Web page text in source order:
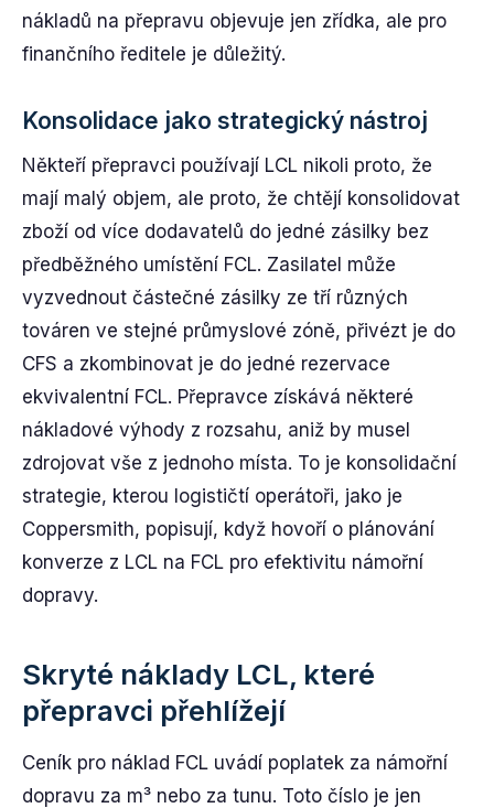
nákladů na přepravu objevuje jen zřídka, ale pro
finančního ředitele je důležitý.
Konsolidace jako strategický nástroj
Někteří přepravci používají LCL nikoli proto, že
mají malý objem, ale proto, že chtějí konsolidovat
zboží od více dodavatelů do jedné zásilky bez
předběžného umístění FCL. Zasilatel může
vyzvednout částečné zásilky ze tří různých
továren ve stejné průmyslové zóně, přivézt je do
CFS a zkombinovat je do jedné rezervace
ekvivalentní FCL. Přepravce získává některé
nákladové výhody z rozsahu, aniž by musel
zdrojovat vše z jednoho místa. To je konsolidační
strategie, kterou logističtí operátoři, jako je
Coppersmith, popisují, když hovoří o plánování
konverze z LCL na FCL pro efektivitu námořní
dopravy.
Skryté náklady LCL, které
přepravci přehlížejí
Ceník pro náklad FCL uvádí poplatek za námořní
dopravu za m³ nebo za tunu. Toto číslo je jen